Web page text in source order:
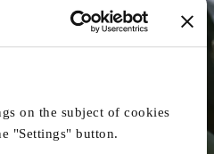
on the subject of cookies
"Settings" button.